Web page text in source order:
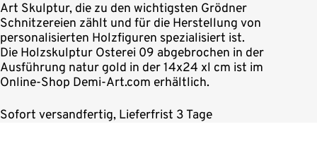
Art Skulptur, die zu den wichtigsten Grödner
Schnitzereien zählt und für die Herstellung von
personalisierten Holzfiguren spezialisiert ist.
Die Holzskulptur Osterei 09 abgebrochen in der
Ausführung natur gold in der 14x24 xl cm ist im
Online-Shop Demi-Art.com erhältlich.
Sofort versandfertig, Lieferfrist 3 Tage